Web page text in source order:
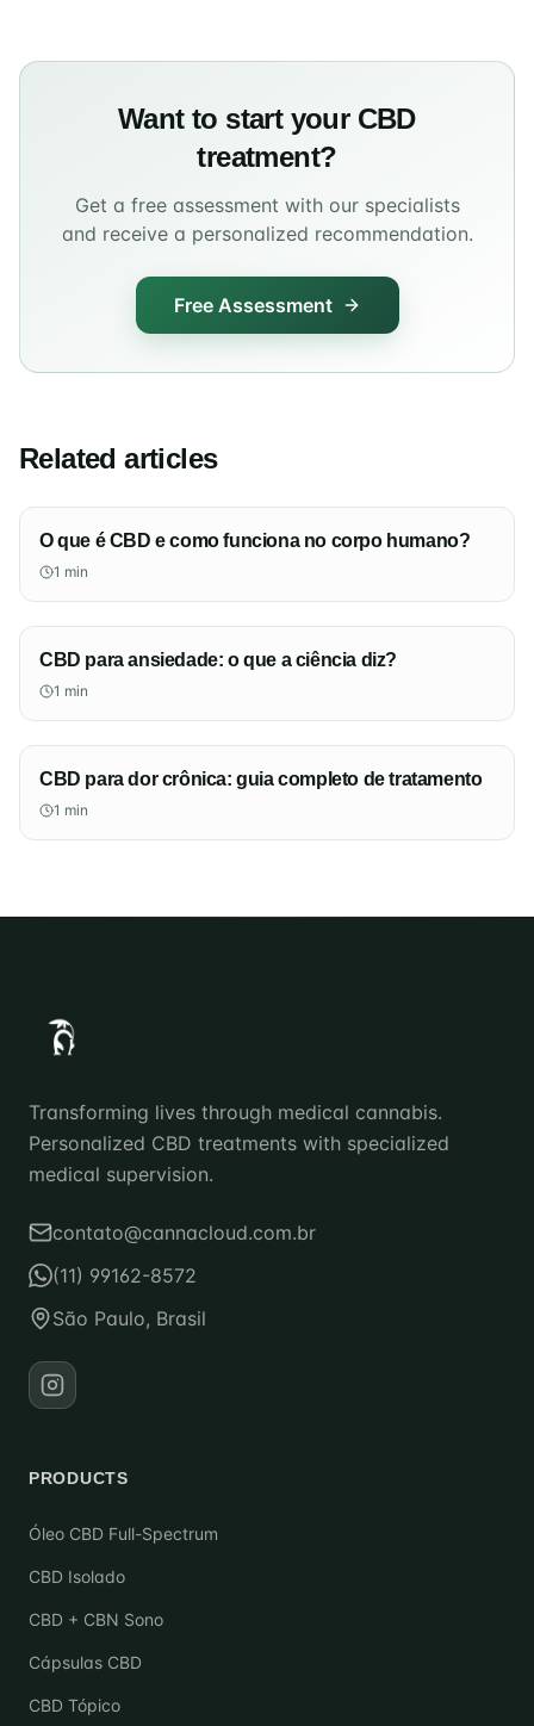
Want to start your CBD
treatment?
Get a free assessment with our specialists
and receive a personalized recommendation.
Free Assessment
Related articles
O que é CBD e como funciona no corpo humano?
1 min
CBD para ansiedade: o que a ciência diz?
1 min
CBD para dor crônica: guia completo de tratamento
1 min
Transforming lives through medical cannabis.
Personalized CBD treatments with specialized
medical supervision.
contato@cannacloud.com.br
(11) 99162-8572
São Paulo, Brasil
PRODUCTS
Óleo CBD Full-Spectrum
CBD Isolado
CBD + CBN Sono
Cápsulas CBD
CBD Tópico